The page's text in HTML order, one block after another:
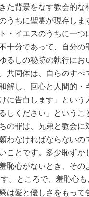
た背景をなす教会的
うちに聖霊が現存し
・イエスのうちに一
十分であって、自分
るしの秘跡の執行に
共同体は、自らのす
解し、回心と人間的・
に告白します」とい
しください」という
の罪は、兄弟と教会
わなければならない
とです。多少恥ずか
恥心がないとき、そ
。ところで、羞恥心
は愛と優しさをもって